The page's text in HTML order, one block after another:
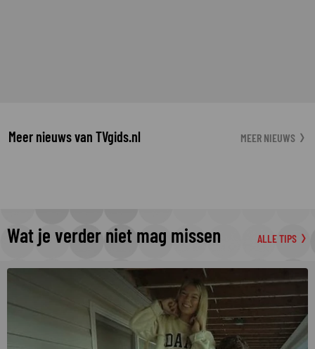
Meer nieuws van TVgids.nl MEER NIEUWS
Wat je verder niet mag missen ALLE TIPS